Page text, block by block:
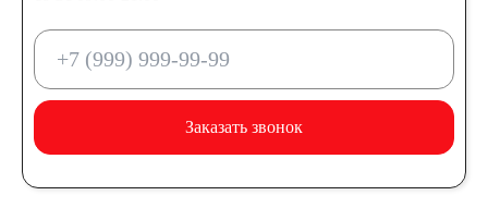
Заказать звонок